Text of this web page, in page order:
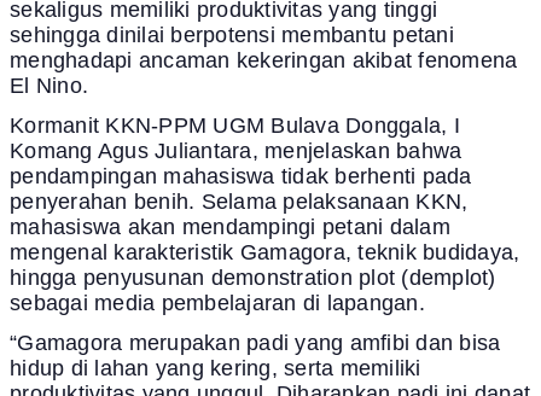
sekaligus memiliki produktivitas yang tinggi
sehingga dinilai berpotensi membantu petani
menghadapi ancaman kekeringan akibat fenomena
El Nino.
Kormanit KKN-PPM UGM Bulava Donggala, I
Komang Agus Juliantara, menjelaskan bahwa
pendampingan mahasiswa tidak berhenti pada
penyerahan benih. Selama pelaksanaan KKN,
mahasiswa akan mendampingi petani dalam
mengenal karakteristik Gamagora, teknik budidaya,
hingga penyusunan demonstration plot (demplot)
sebagai media pembelajaran di lapangan.
“Gamagora merupakan padi yang amfibi dan bisa
hidup di lahan yang kering, serta memiliki